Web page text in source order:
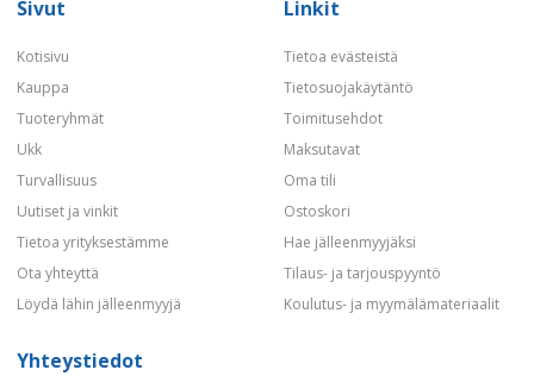
Sivut
Kotisivu
Kauppa
Tuoteryhmät
Ukk
Turvallisuus
Uutiset ja vinkit
Tietoa yrityksestämme
Ota yhteyttä
Löydä lähin jälleenmyyjä
Linkit
Tietoa evästeistä
Tietosuojakäytäntö
Toimitusehdot
Maksutavat
Oma tili
Ostoskori
Hae jälleenmyyjäksi
Tilaus- ja tarjouspyyntö
Koulutus- ja myymälämateriaalit
Yhteystiedot